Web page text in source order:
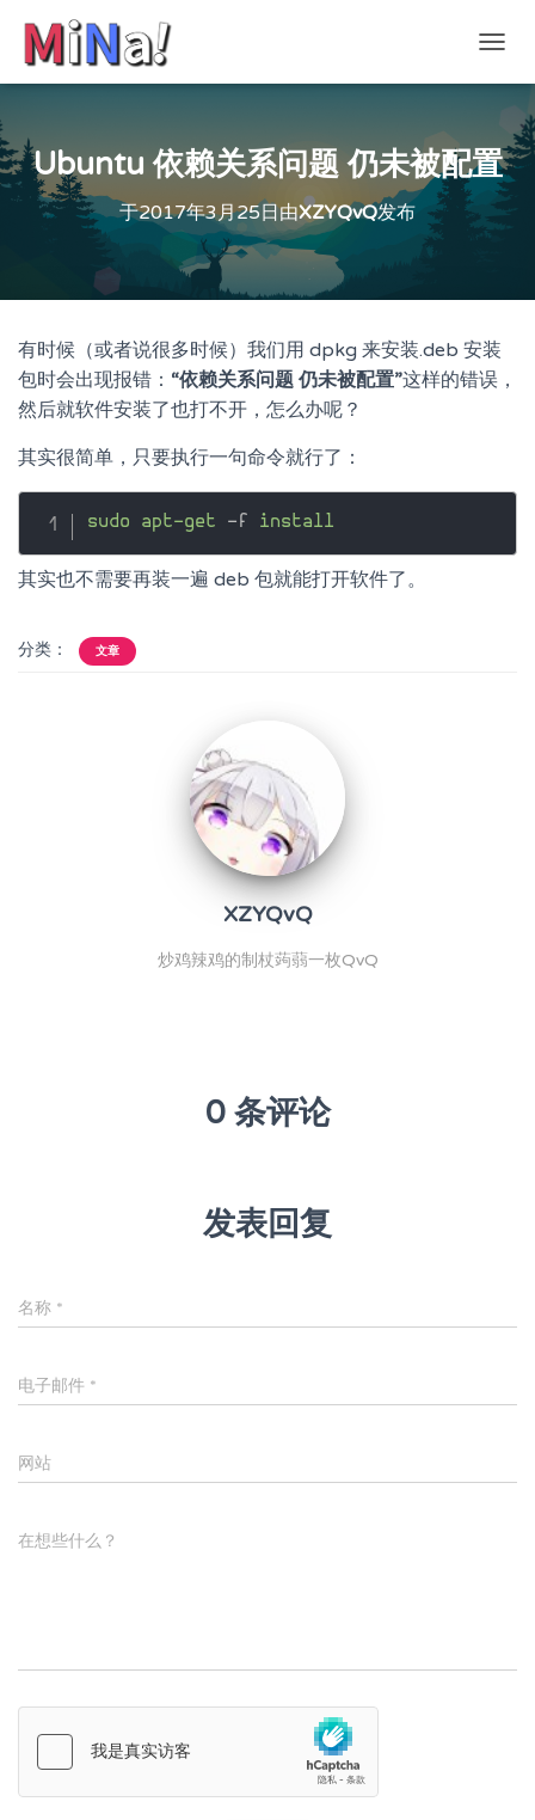
换
Ubuntu 依赖关系问题 仍未被配置
于2017年3月25日由XZYQvQ发布
有时候（或者说很多时候）我们用 dpkg 来安装.deb 安装
包时会出现报错： “依赖关系问题 仍未被配置”这样的错误，
然后就软件安装了也打不开，怎么办呢？
其实很简单，只要执行一句命令就行了：
sudo apt-get -f install
其实也不需要再装一遍 deb 包就能打开软件了。
分类： 文章
XZYQvQ
炒鸡辣鸡的制杖蒟蒻一枚QvQ
0 条评论
发表回复
名称 *
电子邮件 *
网站
在想些什么？